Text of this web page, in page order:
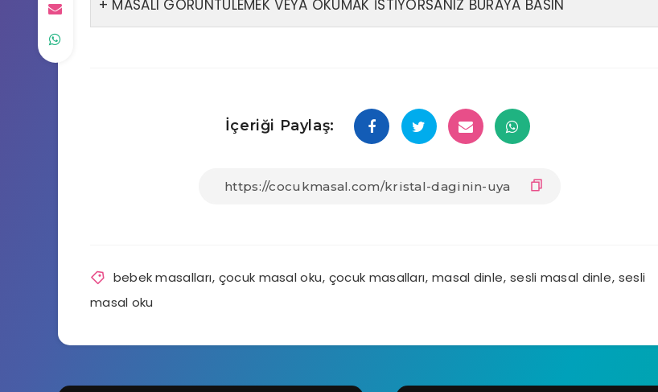
MASALI GÖRÜNTÜLEMEK VEYA OKUMAK İSTİYORSANIZ BURAYA BASIN
İçeriği Paylaş:
bebek masalları, çocuk masal oku, çocuk masalları, masal dinle, sesli masal dinle, sesli
masal oku